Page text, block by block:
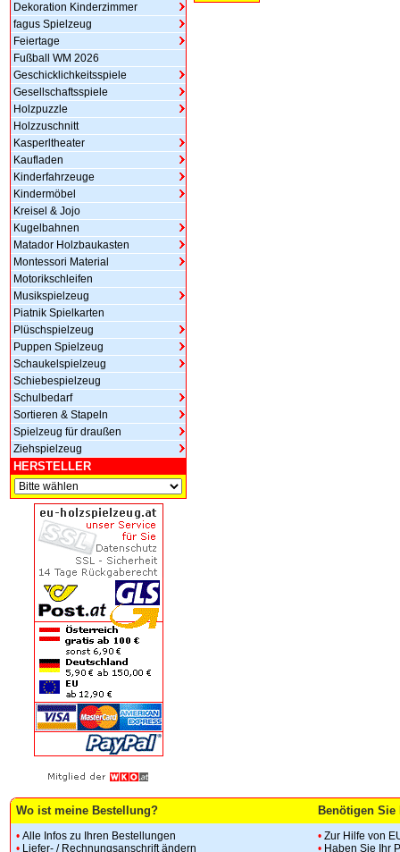
Dekoration Kinderzimmer
fagus Spielzeug
Feiertage
Fußball WM 2026
Geschicklichkeitsspiele
Gesellschaftsspiele
Holzpuzzle
Holzzuschnitt
Kasperltheater
Kaufladen
Kinderfahrzeuge
Kindermöbel
Kreisel & Jojo
Kugelbahnen
Matador Holzbaukasten
Montessori Material
Motorikschleifen
Musikspielzeug
Piatnik Spielkarten
Plüschspielzeug
Puppen Spielzeug
Schaukelspielzeug
Schiebespielzeug
Schulbedarf
Sortieren & Stapeln
Spielzeug für draußen
Ziehspielzeug
HERSTELLER
Wo ist meine Bestellung? Benötigen Sie
• Alle Infos zu Ihren Bestellungen
• Liefer- / Rechnungsanschrift ändern
• Zur Hilfe von
• Haben Sie Ihr